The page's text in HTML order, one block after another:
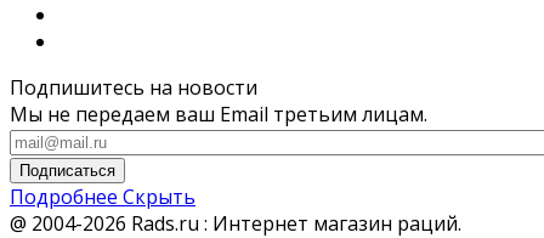
Подпишитесь на новости
Мы не передаем ваш Email третьим лицам.
Подписаться
Подробнее Скрыть
@ 2004-2026 Rads.ru : Интернет магазин раций.